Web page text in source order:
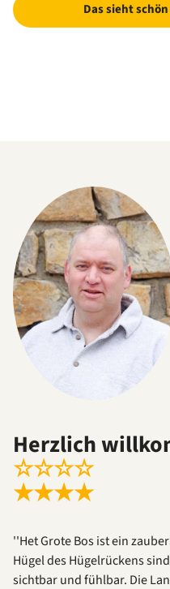
Das sieht
Herzlich
☆☆☆☆
★★★★
''Het Grote Bos ist ein
Hügel des Hügelrückens
sichtbar und fühlbar. Die